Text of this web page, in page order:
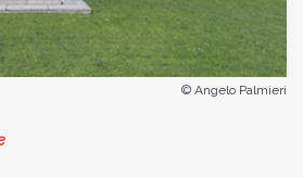
© Angelo Palmieri